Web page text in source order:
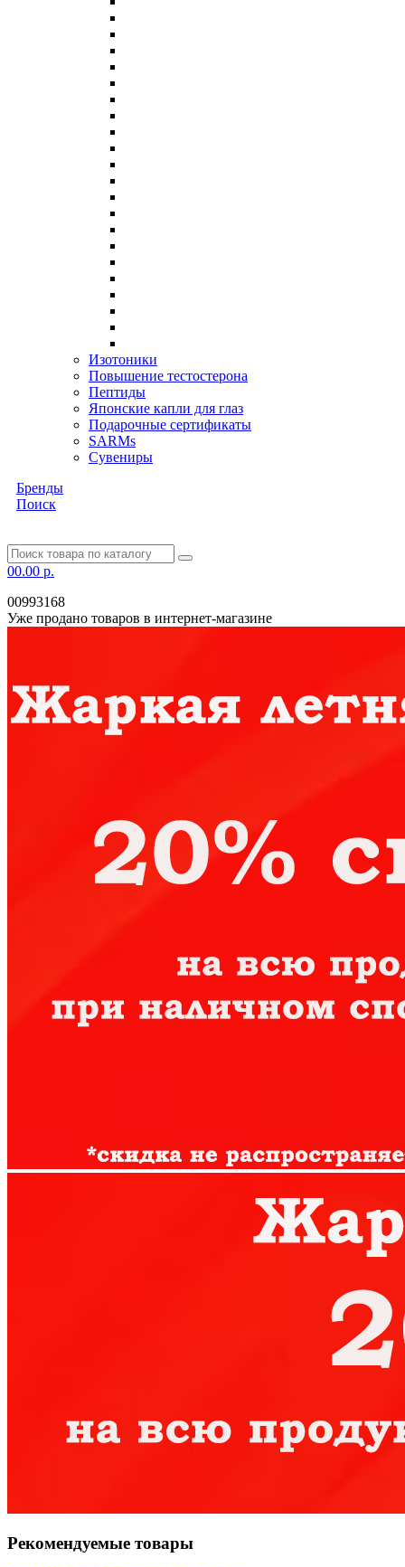
Изотоники
Повышение тестостерона
Пептиды
Японские капли для глаз
Подарочные сертификаты
SARMs
Сувениры
Бренды
Поиск
00.00 р.
00993168
Уже продано товаров в интернет-магазине
Рекомендуемые товары